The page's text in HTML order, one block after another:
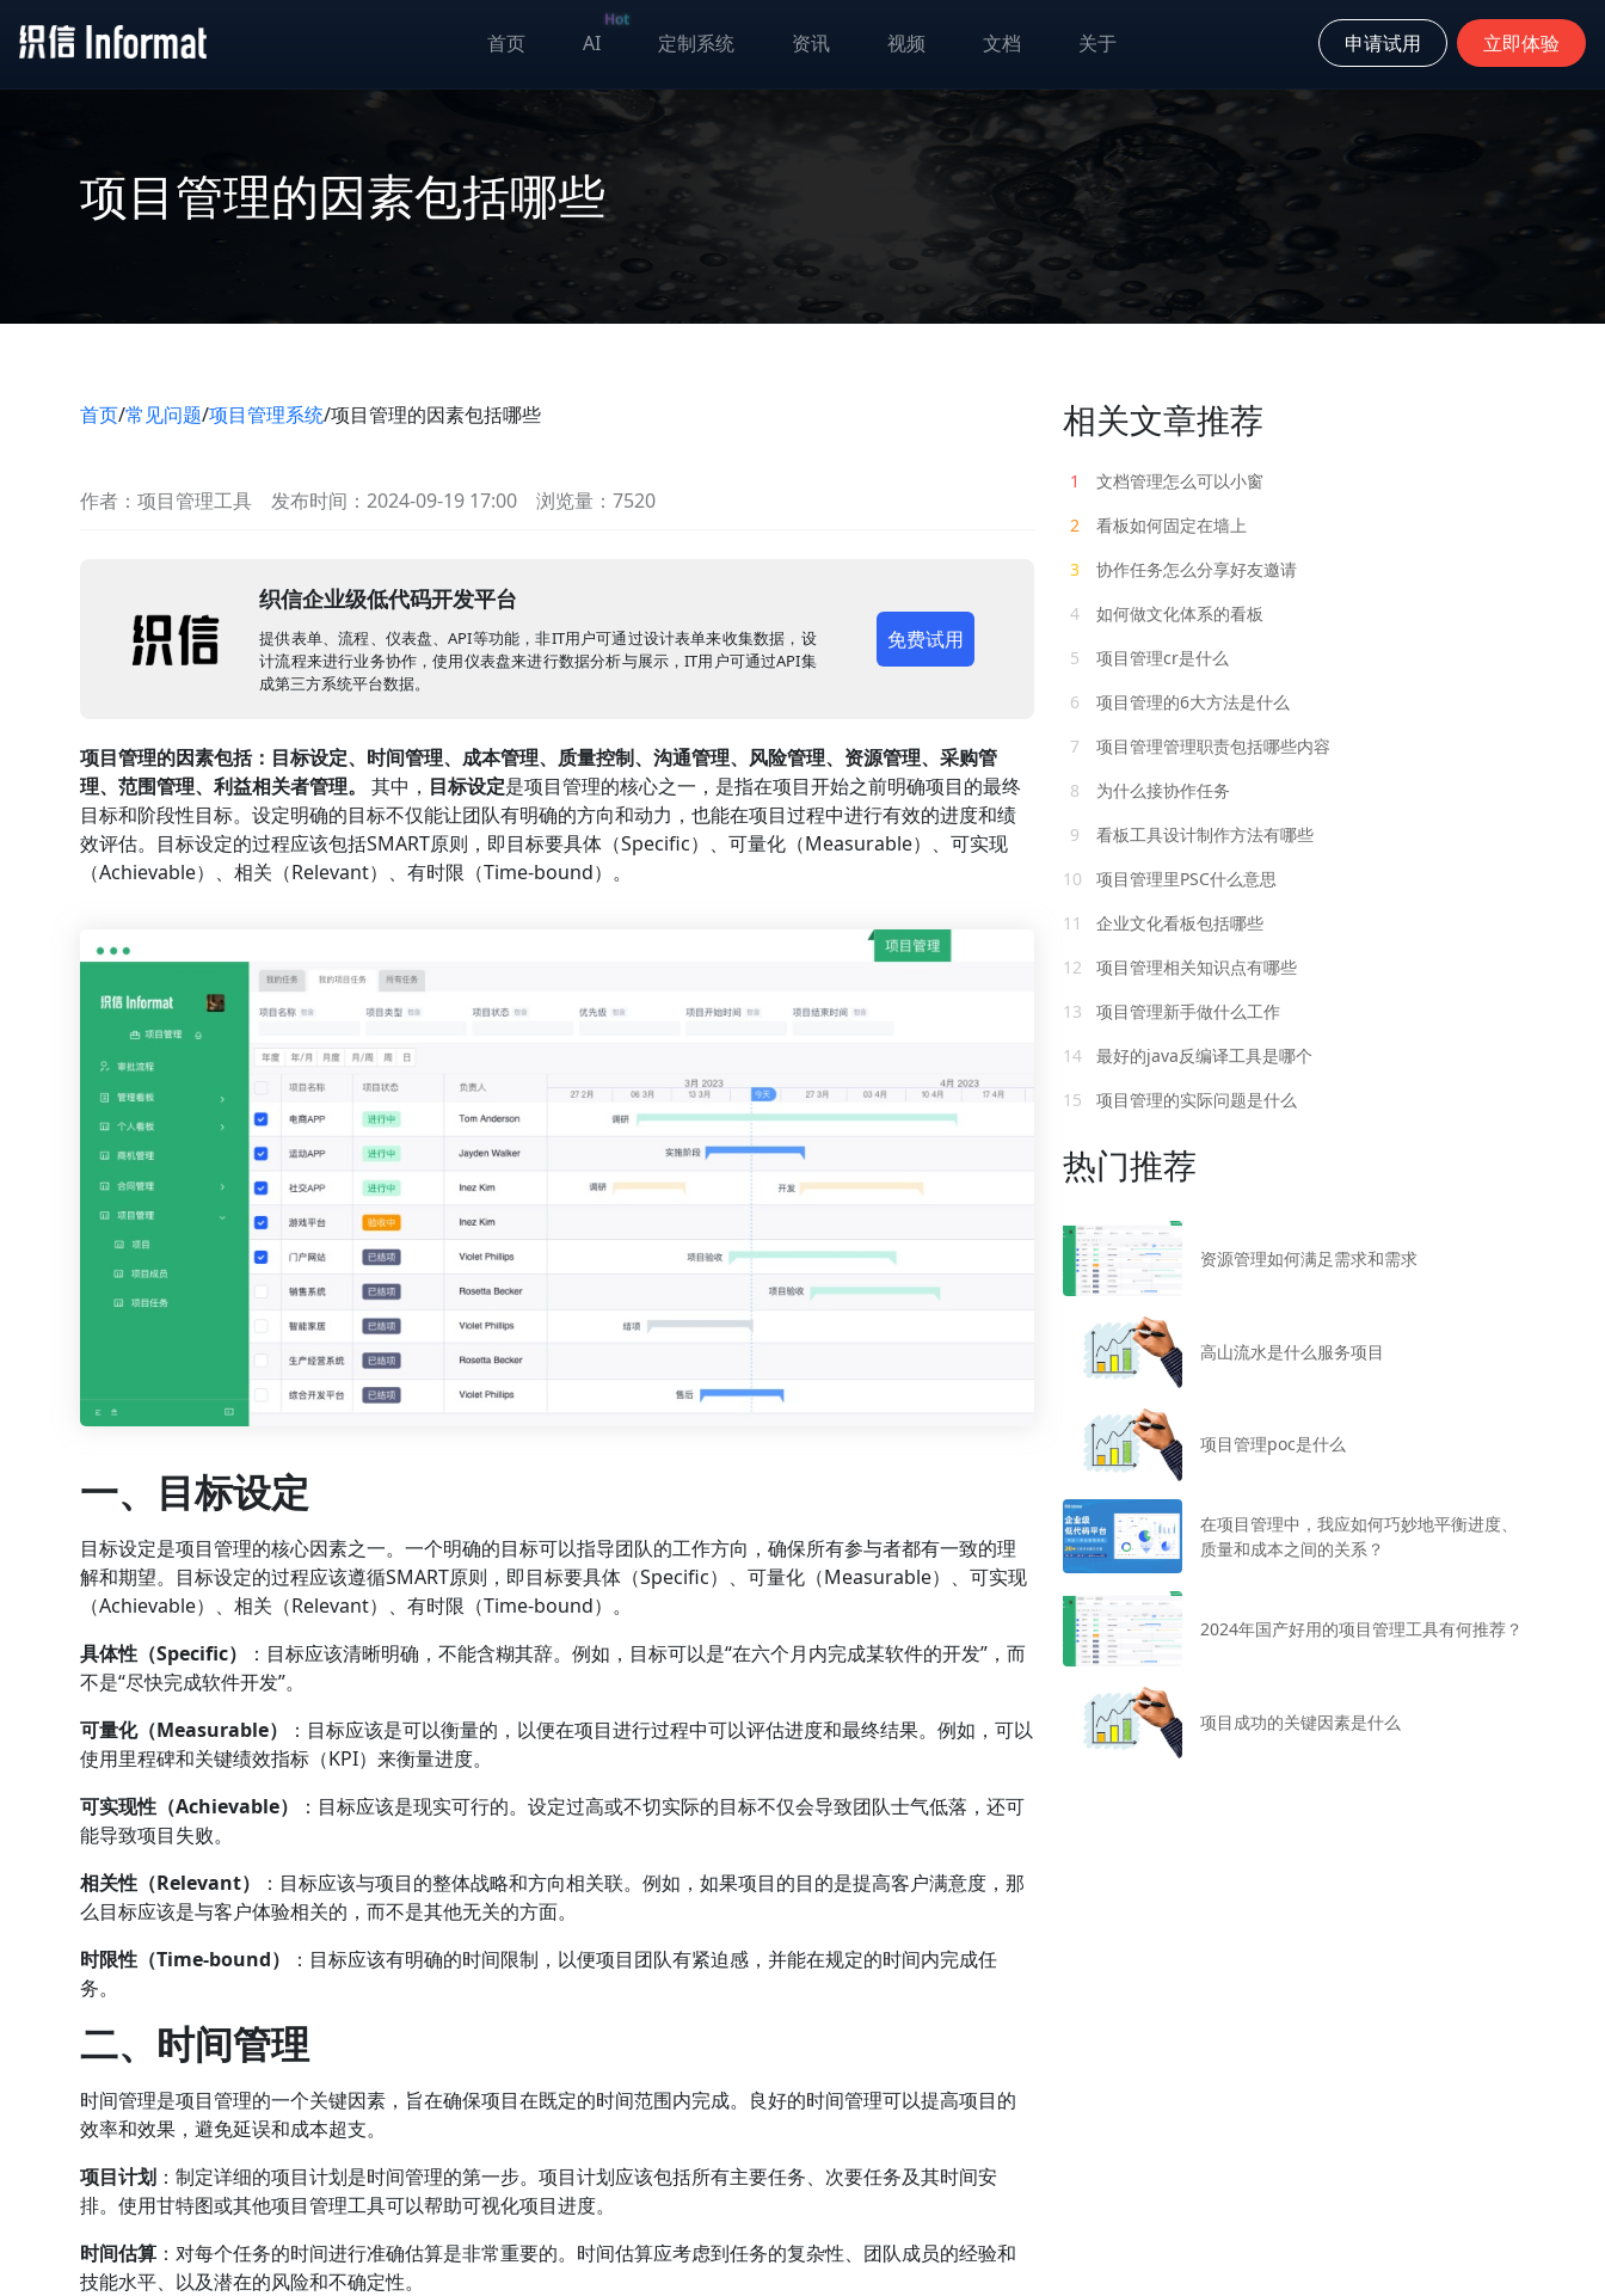
首页 AI
Hot
定制系统 资讯 视频 文档 关于 申请试用 立即体验
项目管理的因素包括哪些
首页/常见问题/项目管理系统/项目管理的因素包括哪些
作者：项目管理工具 发布时间：2024-09-19 17:00 浏览量：7520
织信企业级低代码开发平台
提供表单、流程、仪表盘、API等功能，非IT用户可通过设计表单来收集数据，设
计流程来进行业务协作，使用仪表盘来进行数据分析与展示，IT用户可通过API集
成第三方系统平台数据。
免费试用
项目管理的因素包括：目标设定、时间管理、成本管理、质量控制、沟通管理、风险管理、资源管理、采购管
理、范围管理、利益相关者管理。
其中， 目标设定是项目管理的核心之一，是指在项目开始之前明确项目的最终
目标和阶段性目标。设定明确的目标不仅能让团队有明确的方向和动力，也能在项目过程中进行有效的进度和绩
效评估。目标设定的过程应该包括SMART原则，即目标要具体（Specific）、可量化（Measurable）、可实现
（Achievable）、相关（Relevant）、有时限（Time-bound）。
一、目标设定
目标设定是项目管理的核心因素之一。一个明确的目标可以指导团队的工作方向，确保所有参与者都有一致的理
解和期望。目标设定的过程应该遵循SMART原则，即目标要具体（Specific）、可量化（Measurable）、可实现
（Achievable）、相关（Relevant）、有时限（Time-bound）。
具体性（Specific）
：目标应该清晰明确，不能含糊其辞。例如，目标可以是“在六个月内完成某软件的开发”，而
不是“尽快完成软件开发”。
可量化（Measurable）
：目标应该是可以衡量的，以便在项目进行过程中可以评估进度和最终结果。例如，可以
使用里程碑和关键绩效指标（KPI）来衡量进度。
可实现性（Achievable）
：目标应该是现实可行的。设定过高或不切实际的目标不仅会导致团队士气低落，还可
能导致项目失败。
相关性（Relevant）
：目标应该与项目的整体战略和方向相关联。例如，如果项目的目的是提高客户满意度，那
么目标应该是与客户体验相关的，而不是其他无关的方面。
时限性（Time-bound）
：目标应该有明确的时间限制，以便项目团队有紧迫感，并能在规定的时间内完成任
务。
二、时间管理
时间管理是项目管理的一个关键因素，旨在确保项目在既定的时间范围内完成。良好的时间管理可以提高项目的
效率和效果，避免延误和成本超支。
项目计划 ：制定详细的项目计划是时间管理的第一步。项目计划应该包括所有主要任务、次要任务及其时间安
排。使用甘特图或其他项目管理工具可以帮助可视化项目进度。
时间估算 ：对每个任务的时间进行准确估算是非常重要的。时间估算应考虑到任务的复杂性、团队成员的经验和
技能水平、以及潜在的风险和不确定性。
相关文章推荐
1
文档管理怎么可以小窗
2
看板如何固定在墙上
3
协作任务怎么分享好友邀请
4
如何做文化体系的看板
5
项目管理cr是什么
6
项目管理的6大方法是什么
7
项目管理管理职责包括哪些内容
8
为什么接协作任务
9
看板工具设计制作方法有哪些
10
项目管理里PSC什么意思
11
企业文化看板包括哪些
12
项目管理相关知识点有哪些
13
项目管理新手做什么工作
14
最好的java反编译工具是哪个
15
项目管理的实际问题是什么
热门推荐
资源管理如何满足需求和需求
高山流水是什么服务项目
项目管理poc是什么
在项目管理中，我应如何巧妙地平衡进度、
质量和成本之间的关系？
2024年国产好用的项目管理工具有何推荐？
项目成功的关键因素是什么